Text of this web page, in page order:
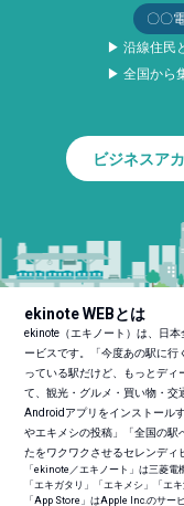
〇〇
▶ 沿線住民
▶ 全国から
ビジネスア
ekinote WEBとは
ekinote（エキノート）は、日
ービスです。「今度あの駅に
っている駅だけど、もっとディ
て、観光・グルメ・買い物・
Androidアプリをインストール
やエキメシの投稿」「全国の駅
たをワクワクさせるセレンディ
「ekinote／エキノート」は三菱電
「エキガタリ」「エキメシ」「エ
「App Store」はApple Inc.のサー